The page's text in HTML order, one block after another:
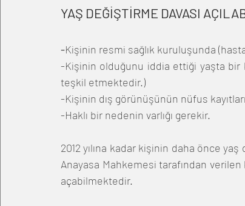
YAŞ DEĞİŞTİRME DAVASI
-Kişinin resmi sağlık kuruluşunda
-Kişinin olduğunu iddia ettiği yaşta bir
teşkil etmektedir.)
-Kişinin dış görünüşünün nüfus
-Haklı bir nedenin varlığı gerekir.
2012 yılına kadar kişinin daha önce
Anayasa Mahkemesi tarafından
açabilmektedir.